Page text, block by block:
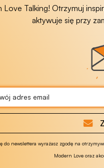
Talking! Otrzymuj
aktywuje się przy
do newslettera wyrażasz zgodę na
Modern Love oraz